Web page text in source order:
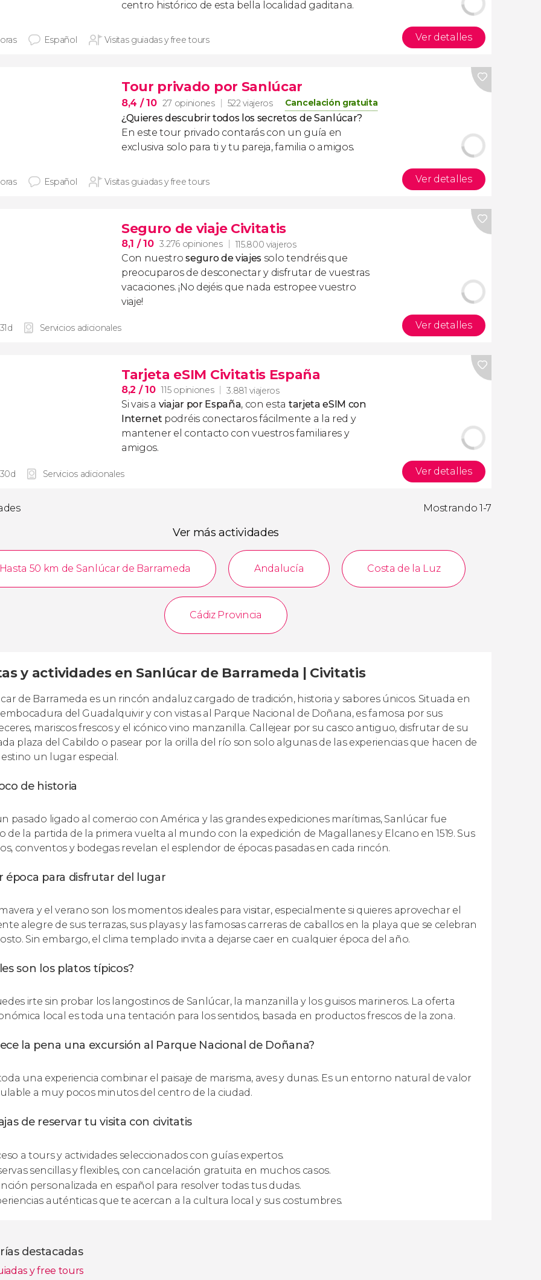
centro histórico de esta bella localidad gaditana.
Español Visitas guiadas y free tours Ver detalles
Tour privado por Sanlúcar
8,4 / 10 27 opiniones 522 viajeros Cancelación gratuita
¿Quieres descubrir todos los secretos de Sanlúcar?
En este tour privado contarás con un guía en
exclusiva solo para ti y tu pareja, familia o amigos.
Español Visitas guiadas y free tours Ver detalles
Seguro de viaje Civitatis
8,1 / 10 3.276 opiniones 115.800 viajeros
Con nuestroseguro de viajes solo tendréis que
preocuparos de desconectar y disfrutar de vuestras
vacaciones. ¡No dejéis que nada estropee vuestro
viaje!
Servicios adicionales Ver detalles
Tarjeta eSIM Civitatis España
8,2 / 10 115 opiniones 3.881 viajeros
Si vais a viajar por España, con esta tarjeta eSIM con
Internet podréis conectaros fácilmente a la red y
mantener el contacto con vuestros familiares y
amigos.
Servicios adicionales Ver detalles
Mostrando 1-7
Ver más actividades
50 km de Sanlúcar de Barrameda Andalucía Costa de la Luz
Cádiz Provincia
y actividades en Sanlúcar de Barrameda | Civitatis
de Barrameda es un rincón andaluz cargado de tradición, historia y sabores únicos. Situada en
del Guadalquivir y con vistas al Parque Nacional de Doñana, es famosa por sus
mariscos frescos y el icónico vino manzanilla. Callejear por su casco antiguo, disfrutar de su
plaza del Cabildo o pasear por la orilla del río son solo algunas de las experiencias que hacen de
un lugar especial.
de historia
pasado ligado al comercio con América y las grandes expediciones marítimas, Sanlúcar fue
de la partida de la primera vuelta al mundo con la expedición de Magallanes y Elcano en 1519. Sus
conventos y bodegas revelan el esplendor de épocas pasadas en cada rincón.
época para disfrutar del lugar
y el verano son los momentos ideales para visitar, especialmente si quieres aprovechar el
alegre de sus terrazas, sus playas y las famosas carreras de caballos en la playa que se celebran
Sin embargo, el clima templado invita a dejarse caer en cualquier época del año.
son los platos típicos?
irte sin probar los langostinos de Sanlúcar, la manzanilla y los guisos marineros. La oferta
local es toda una tentación para los sentidos, basada en productos frescos de la zona.
la pena una excursión al Parque Nacional de Doñana?
una experiencia combinar el paisaje de marisma, aves y dunas. Es un entorno natural de valor
a muy pocos minutos del centro de la ciudad.
de reservar tu visita con civitatis
a tours y actividades seleccionados con guías expertos.
sencillas y flexibles, con cancelación gratuita en muchos casos.
personalizada en español para resolver todas tus dudas.
auténticas que te acercan a la cultura local y sus costumbres.
destacadas
y free tours